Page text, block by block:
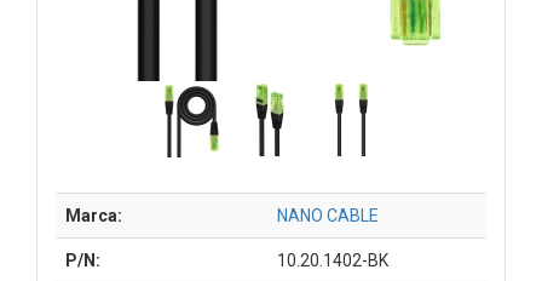
Marca: NANO CABLE
P/N: 10.20.1402-BK